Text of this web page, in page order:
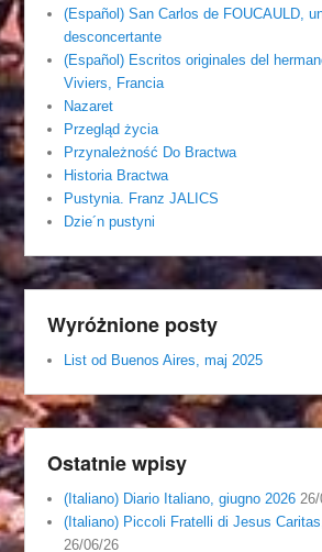
(Español) San Carlos de FOUCAULD,
desconcertante
(Español) Escritos originales del
Viviers, Francia
Nazaret
Przegląd życia
Przynależność Do Bractwa
Historia Bractwa
Pustynia. Franz JALICS
Dzie´n pustyni
Wyróżnione posty
List od Buenos Aires, maj 2025
Ostatnie wpisy
(Italiano) Diario Italiano, giugno 2026
(Italiano) Piccoli Fratelli di Jesus
26/06/26